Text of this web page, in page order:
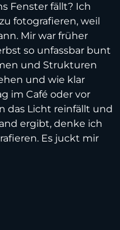
Fenster fällt? Ich
fotografieren, weil
Mir war früher
so unfassbar bunt
und Strukturen
und wie klar
im Café oder vor
das Licht reinfällt und
ergibt, denke ich
Es juckt mir